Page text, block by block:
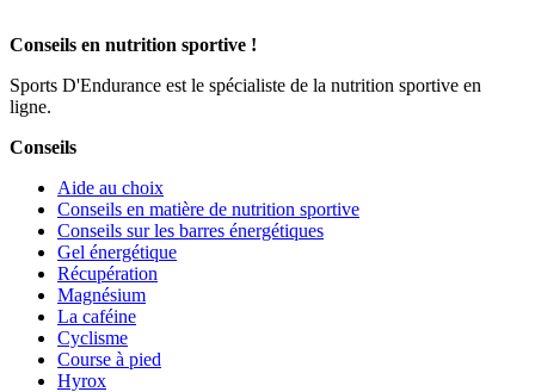
Conseils en nutrition sportive !
Sports D'Endurance est le spécialiste de la nutrition sportive en
ligne.
Conseils
Aide au choix
Conseils en matière de nutrition sportive
Conseils sur les barres énergétiques
Gel énergétique
Récupération
Magnésium
La caféine
Cyclisme
Course à pied
Hyrox